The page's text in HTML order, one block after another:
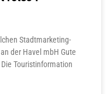
Stadtmarketing-
der Havel mbH Gute
Touristinformation